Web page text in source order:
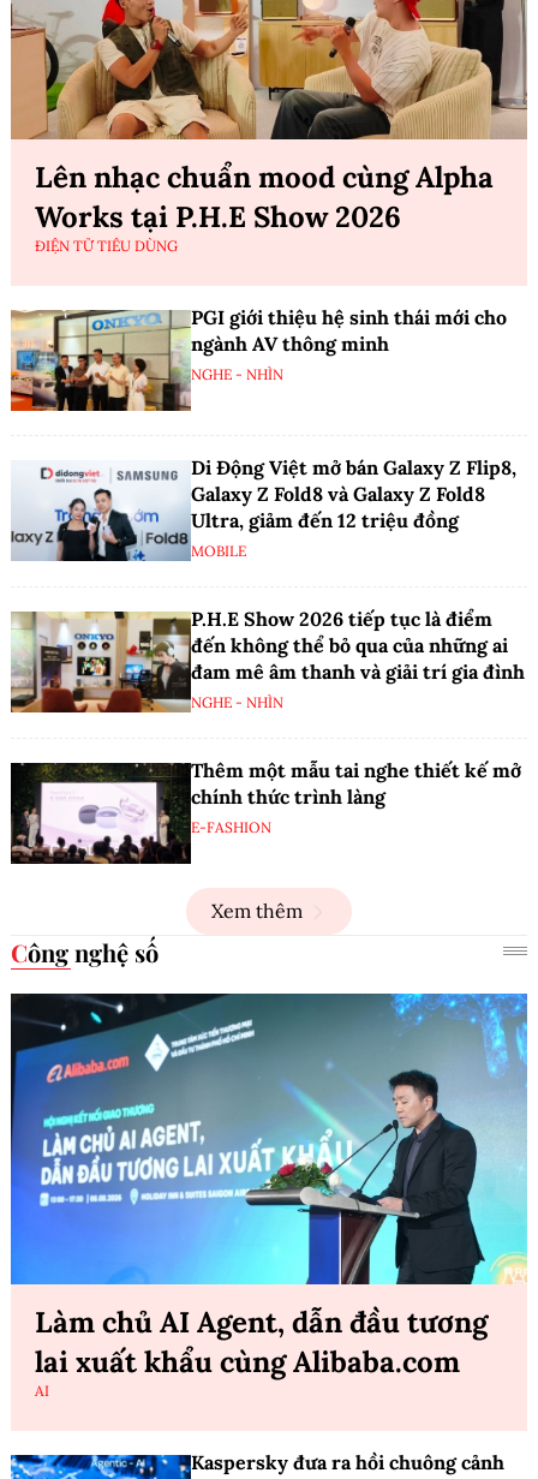
Lên nhạc chuẩn mood cùng Alpha
Works tại P.H.E Show 2026
ĐIỆN TỬ TIÊU DÙNG
PGI giới thiệu hệ sinh thái mới cho
ngành AV thông minh
NGHE - NHÌN
Di Động Việt mở bán Galaxy Z Flip8,
Galaxy Z Fold8 và Galaxy Z Fold8
Ultra, giảm đến 12 triệu đồng
MOBILE
P.H.E Show 2026 tiếp tục là điểm
đến không thể bỏ qua của những ai
đam mê âm thanh và giải trí gia đình
NGHE - NHÌN
Thêm một mẫu tai nghe thiết kế mở
chính thức trình làng
E-FASHION
Xem thêm
Công nghệ số
Làm chủ AI Agent, dẫn đầu tương
lai xuất khẩu cùng Alibaba.com
AI
Kaspersky đưa ra hồi chuông cảnh